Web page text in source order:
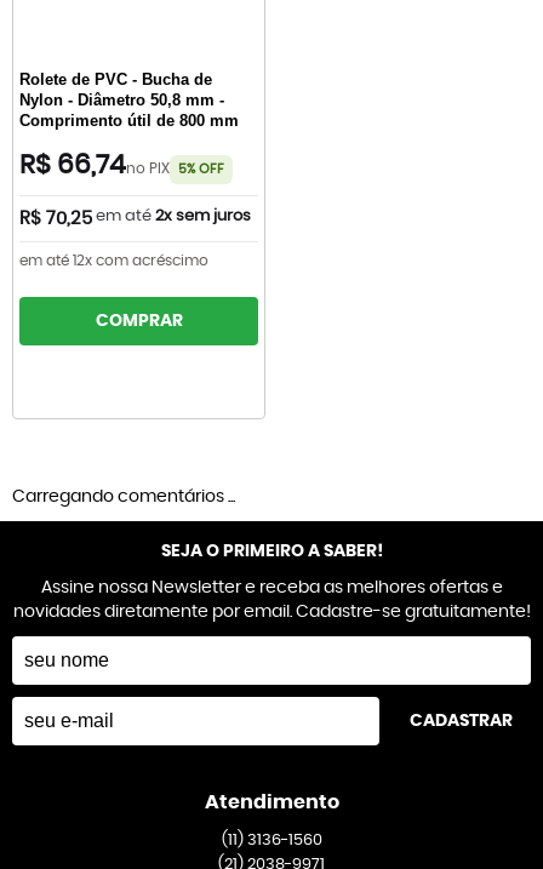
Rolete de PVC - Bucha de
Nylon - Diâmetro 50,8 mm -
Comprimento útil de 800 mm
R$ 66,74no PIX 5% OFF
R$ 70,25 em até 2x sem juros
em até 12x com acréscimo
COMPRAR
Carregando comentários ...
SEJA O PRIMEIRO A SABER!
Assine nossa Newsletter e receba as melhores ofertas e
novidades diretamente por email. Cadastre-se gratuitamente!
CADASTRAR
Atendimento
(11)3136-1560
(21) 2038-9971